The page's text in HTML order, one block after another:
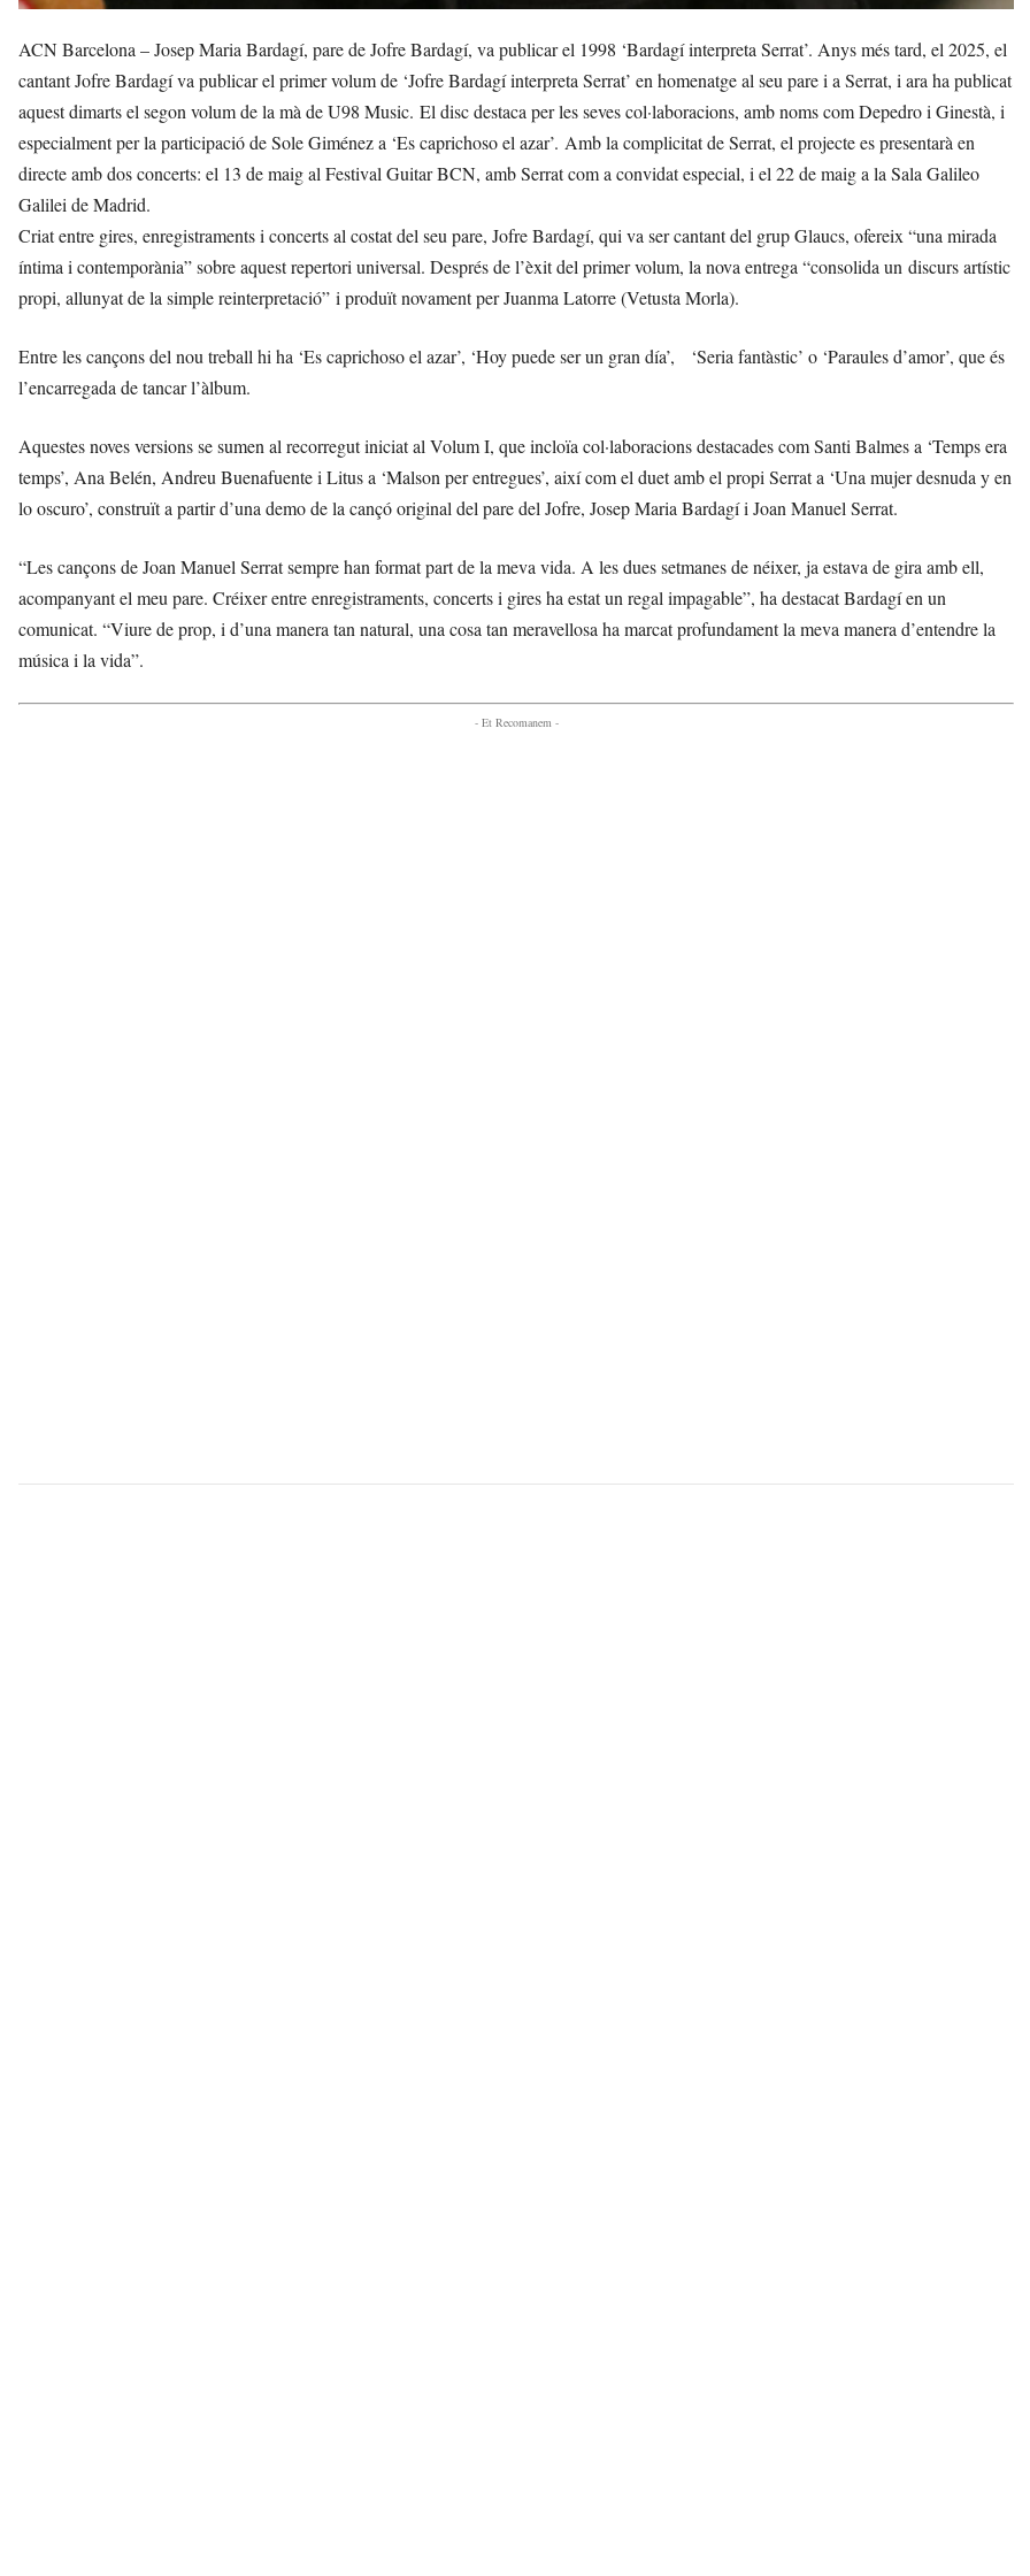
ACN Barcelona – Josep Maria Bardagí, pare de Jofre Bardagí, va publicar el 1998 ‘Bardagí interpreta Serrat’. Anys més tard, el 2025, el
cantant Jofre Bardagí va publicar el primer volum de ‘Jofre Bardagí interpreta Serrat’ en homenatge al seu pare i a Serrat, i ara ha publicat
aquest dimarts el segon volum de la mà de U98 Music. El disc destaca per les seves col·laboracions, amb noms com Depedro i Ginestà, i
especialment per la participació de Sole Giménez a ‘Es caprichoso el azar’. Amb la complicitat de Serrat, el projecte es presentarà en
directe amb dos concerts: el 13 de maig al Festival Guitar BCN, amb Serrat com a convidat especial, i el 22 de maig a la Sala Galileo
Galilei de Madrid.
Criat entre gires, enregistraments i concerts al costat del seu pare, Jofre Bardagí, qui va ser cantant del grup Glaucs, ofereix “una mirada
íntima i contemporània” sobre aquest repertori universal. Després de l’èxit del primer volum, la nova entrega “consolida un discurs artístic
propi, allunyat de la simple reinterpretació” i produït novament per Juanma Latorre (Vetusta Morla).
Entre les cançons del nou treball hi ha ‘Es caprichoso el azar’, ‘Hoy puede ser un gran día’, ‘Seria fantàstic’ o ‘Paraules d’amor’, que és
l’encarregada de tancar l’àlbum.
Aquestes noves versions se sumen al recorregut iniciat al Volum I, que incloïa col·laboracions destacades com Santi Balmes a ‘Temps era
temps’, Ana Belén, Andreu Buenafuente i Litus a ‘Malson per entregues’, així com el duet amb el propi Serrat a ‘Una mujer desnuda y en
lo oscuro’, construït a partir d’una demo de la cançó original del pare del Jofre, Josep Maria Bardagí i Joan Manuel Serrat.
“Les cançons de Joan Manuel Serrat sempre han format part de la meva vida. A les dues setmanes de néixer, ja estava de gira amb ell,
acompanyant el meu pare. Créixer entre enregistraments, concerts i gires ha estat un regal impagable”, ha destacat Bardagí en un
comunicat. “Viure de prop, i d’una manera tan natural, una cosa tan meravellosa ha marcat profundament la meva manera d’entendre la
música i la vida”.
- Et Recomanem -